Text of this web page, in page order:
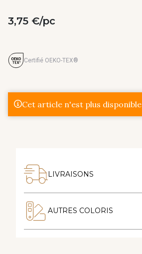
3,75 €/pc
Certifié OEKO-TEX®
Cet article n'est plus disponible
LIVRAISONS
AUTRES COLORIS